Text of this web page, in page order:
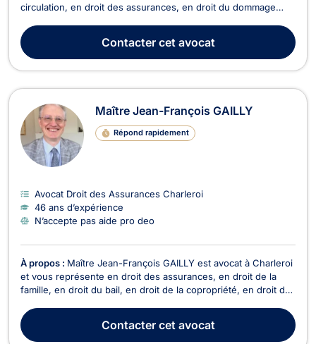
circulation, en droit des assurances, en droit du dommage
Monique DUMONCEAUX vous propose ses compétences en
matière de droit du roulage. Elle intervient en c...
Contactercet avocat
Maître Jean-François GAILLY
Répond rapidement
Avocat Droit des Assurances Charleroi
46 ans d’expérience
N’accepte pas aide pro deo
À propos : Maître Jean-François GAILLY est avocat à Charleroi
et vous représente en droit des assurances, en droit de la
famille, en droit du bail, en droit de la copropriété, en droit des
intervient en droit des assurances pour le règlement de vos
litiges en cas de sinistre,...
Contactercet avocat